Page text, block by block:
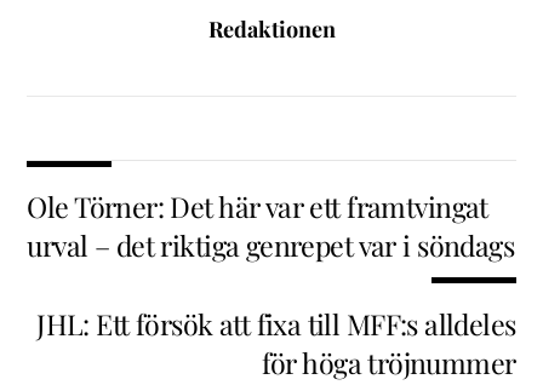
Redaktionen
Ole Törner: Det här var ett framtvingat
urval – det riktiga genrepet var i söndags
JHL: Ett försök att fixa till MFF:s alldeles
för höga tröjnummer